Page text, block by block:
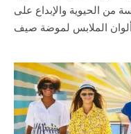
من الحيوية والإبداع على
ألوان الملابس لموضة صيف